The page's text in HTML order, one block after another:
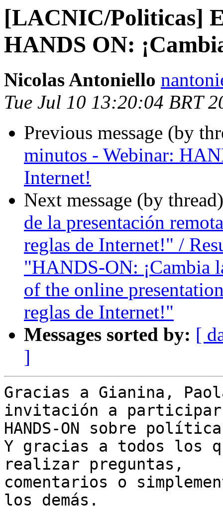
[LACNIC/Politicas]
HANDS ON:
Nicolas Antoniello
Tue Jul 10 13:20:04 BRT
Previous message (by
minutos - Webinar:
Internet!
Next message (by
de la presentación
reglas de Internet!" /
"HANDS-ON: ¡Cambia
of the online
reglas de Internet!"
Messages sorted by: [
]
Gracias a Gianina,
invitación a
HANDS-ON sobre
Y gracias a todos los
realizar preguntas,
comentarios o
los demás.